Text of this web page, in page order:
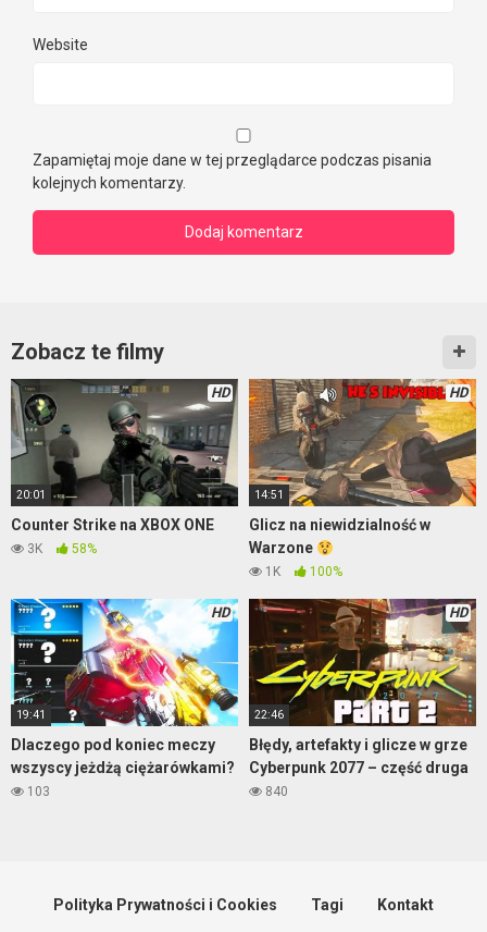
Website
Zapamiętaj moje dane w tej przeglądarce podczas pisania
kolejnych komentarzy.
Zobacz te filmy
HD
20:01
Counter Strike na XBOX ONE
3K 58%
HD
14:51
Glicz na niewidzialność w
Warzone
1K 100%
HD
19:41
Dlaczego pod koniec meczy
wszyscy jeżdżą ciężarówkami?
103
HD
22:46
Błędy, artefakty i glicze w grze
Cyberpunk 2077 – część druga
840
Polityka Prywatności i Cookies Tagi Kontakt